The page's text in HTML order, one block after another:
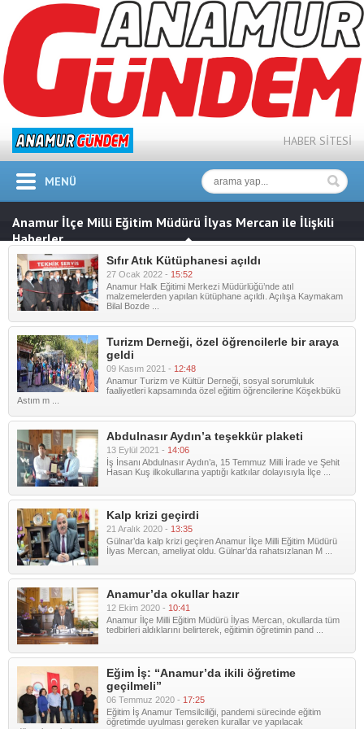
HABER SİTESİ
MENÜ
Anamur İlçe Milli Eğitim Müdürü İlyas Mercan ile İlişkili
Haberler
Sıfır Atık Kütüphanesi açıldı
27 Ocak 2022 - 15:52
Anamur Halk Eğitimi Merkezi Müdürlüğü’nde atıl
malzemelerden yapılan kütüphane açıldı. Açılışa Kaymakam
Bilal Bozde ...
Turizm Derneği, özel öğrencilerle bir araya
geldi
09 Kasım 2021 - 12:48
Anamur Turizm ve Kültür Derneği, sosyal sorumluluk
faaliyetleri kapsamında özel eğitim öğrencilerine Köşekbükü
Astım m ...
Abdulnasır Aydın’a teşekkür plaketi
13 Eylül 2021 - 14:06
İş İnsanı Abdulnasır Aydın’a, 15 Temmuz Milli İrade ve Şehit
Hasan Kuş ilkokullarına yaptığı katkılar dolayısıyla İlçe ...
Kalp krizi geçirdi
21 Aralık 2020 - 13:35
Gülnar’da kalp krizi geçiren Anamur İlçe Milli Eğitim Müdürü
İlyas Mercan, ameliyat oldu. Gülnar’da rahatsızlanan M ...
Anamur’da okullar hazır
12 Ekim 2020 - 10:41
Anamur İlçe Milli Eğitim Müdürü İlyas Mercan, okullarda tüm
tedbirleri aldıklarını belirterek, eğitimin öğretimin pand ...
Eğim İş: “Anamur’da ikili öğretime
geçilmeli”
06 Temmuz 2020 - 17:25
Eğitim İş Anamur Temsilciliği, pandemi sürecinde eğitim
öğretimde uyulması gereken kurallar ve yapılacak